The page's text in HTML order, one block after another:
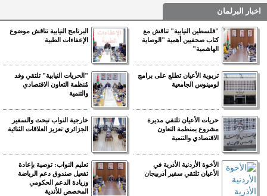
اخبار البرلمان
"فلسطين النيابية" تناقش مع
كتاب صحفيين أهمية "الوصاية
الهاشمية"
البرنامج النيابية تناقش موضوع
الإعفاءات الطبية
تربوية الأعيان تطلع على برامج
لومينوس الجامعية
"الحريات النيابية" تلتقي وفد
مُنظمة التعاون الاقتصادي
والتنمية
حريات الأعيان تلتقي مديرة
مشروع بمنظمة التعاون
الاقتصادي والتنمية
خارجية النواب تبحث والسفير
الجزائري تعزيز العلاقات الثنائية
الأخوة الأردنية الأذرية في
الأعيان تلتقي سفير أذربيجان
تعليم النواب: توصية بإعادة
تفعيل صندوق دعم الرياضة
وزيادة الدعم الحكومي
المخصص للأندية